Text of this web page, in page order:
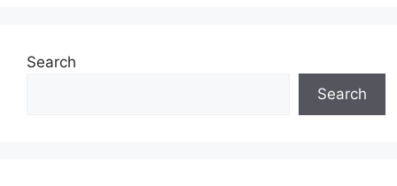
Search
Search